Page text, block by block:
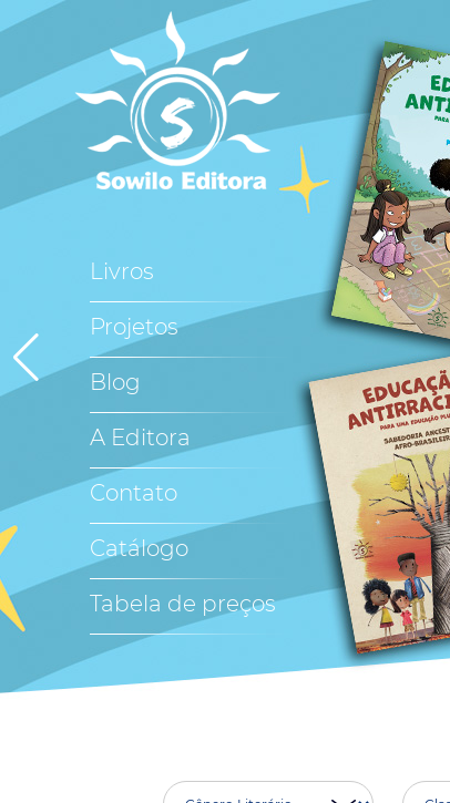
Livros
Projetos
Blog
A Editora
Contato
Catálogo
Tabela de preços